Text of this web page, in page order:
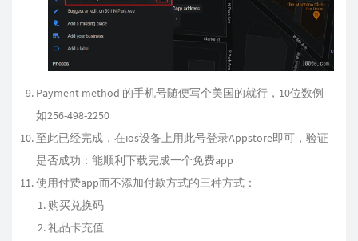
Payment method 的手机号随便写个美国的就行，10位数例
如256-498-2250
至此已经完成，在ios设备上用此号登录Appstore即可，验证
是否成功：能顺利下载完成一个免费app
使用付费app而不添加付款方式的三种方式：
购买兑换码
礼品卡充值